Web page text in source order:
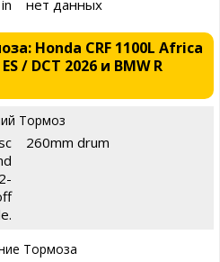
нет данных
Honda CRF 1100L Africa
/ DCT 2026 и BMW R
Тормоз
260mm drum
Тормоза